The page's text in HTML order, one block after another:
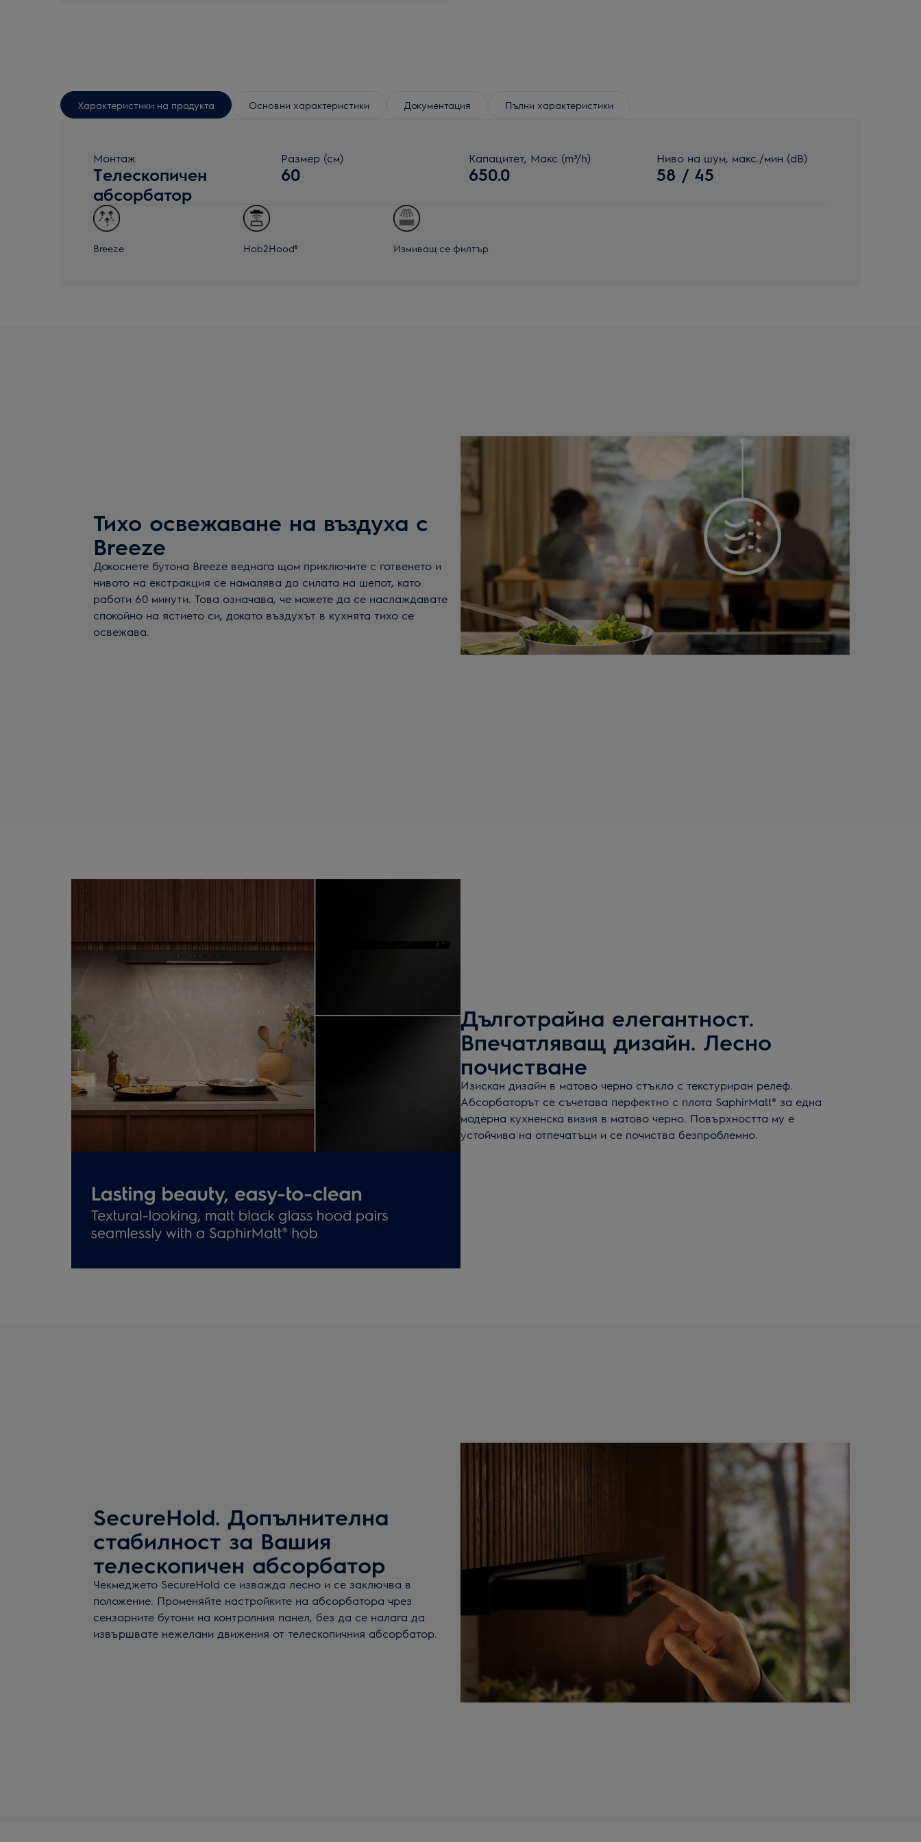
Характеристики на продукта Основни характеристики Документация Пълни характеристики
Монтаж
Телескопичен
абсорбатор
Размер (см)
60
Капацитет, Макс (m³/h)
650.0
Ниво на шум, макс./мин (dB)
58 / 45
Breeze Hob2Hood® Измиващ се филтър
Тихо освежаване на въздуха с
Breeze
Докоснете бутона Breeze веднага щом приключите с готвенето и
нивото на екстракция се намалява до силата на шепот, като
работи 60 минути. Това означава, че можете да се наслаждавате
спокойно на ястието си, докато въздухът в кухнята тихо се
освежава.
Дълготрайна елегантност.
Впечатляващ дизайн. Лесно
почистване
Изискан дизайн в матово черно стъкло с текстуриран релеф.
Абсорбаторът се съчетава перфектно с плота SaphirMatt® за една
модерна кухненска визия в матово черно. Повърхността му е
устойчива на отпечатъци и се почиства безпроблемно.
SecureHold. Допълнителна
стабилност за Вашия
телескопичен абсорбатор
Чекмеджето SecureHold се изважда лесно и се заключва в
положение. Променяйте настройките на абсорбатора чрез
сензорните бутони на контролния панел, без да се налага да
извършвате нежелани движения от телескопичния абсорбатор.